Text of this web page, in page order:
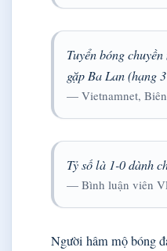
Tuyển bóng
gặp Ba Lan (hạng
— Vietnamnet,
Tỷ số là 1-0 dành
— Bình luận viên
Người hâm mộ bóng